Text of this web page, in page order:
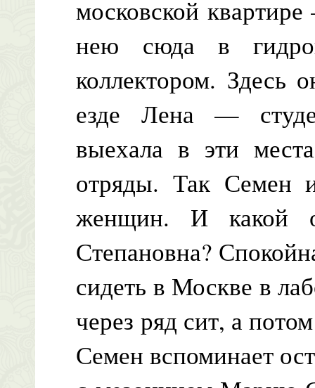
московской
нею сюда в
коллектором. Здесь
езде Лена —
выехала в эти
отряды. Так Семен
женщин. И какой
Степановна?
сидеть в Москве в
через ряд сит, а
Семен вспоминает